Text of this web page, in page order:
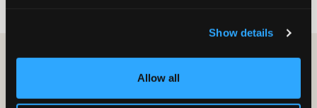
Show details
Allow all
ZOSTAŃ CZŁONKIEM I OTRZYMAJ 10% ZNIŻKI NA
ZAKUPY!
ZOSTAŃ CZŁONKIEM JUŻ DZIŚ